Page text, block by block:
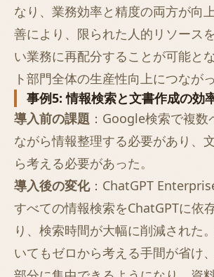
なり、業務効率と精度の両方が向
善により、限られた人的リソース
い業務に再配分することが可能と
ト部門全体の生産性向上につなが
事例5: 情報検索と文書作成の効
導入前の課題 ：Google検索で複数
ながら情報整理する必要があり、
ら考える必要があった。
導入後の変化：ChatGPT
すべての情報検索をChatGPTに依
り、検索時間が大幅に削減された
いてもゼロから考える手間が省け